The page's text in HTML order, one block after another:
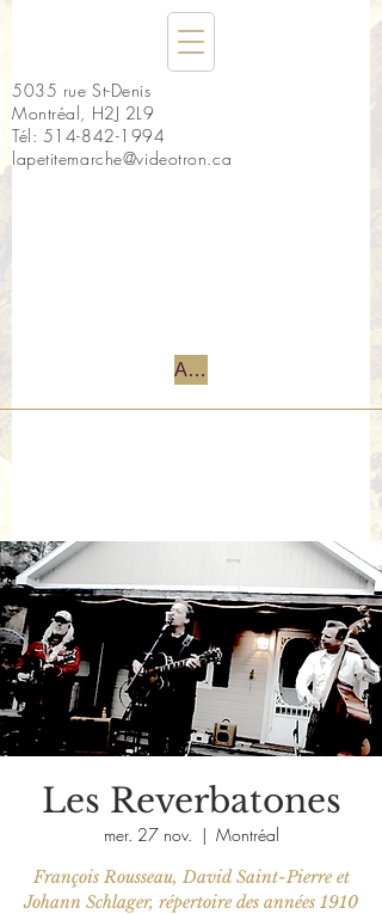
5035 rue St-Denis
Montréal, H2J 2L9
Tél: 514-842-1994
lapetitemarche@videotron.ca
Accueil
Les Reverbatones
mer. 27 nov.
  |
Montréal
François Rousseau, David Saint-Pierre et
Johann Schlager, répertoire des années 1910